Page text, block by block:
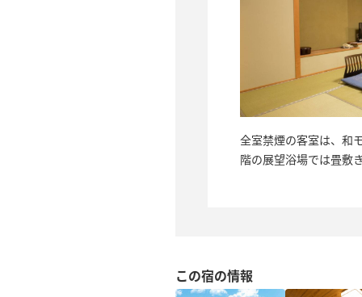
全室禁煙の客室は、和
階の展望浴場では畳敷
この宿の情報